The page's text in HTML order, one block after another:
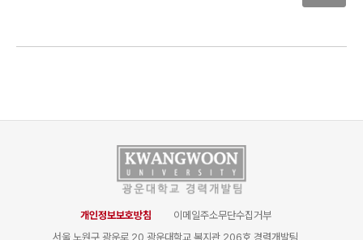
개인정보보호방침
이메일주소무단수집거부
서울 노원구 광운로 20 광운대학교 복지관 206호 경력개발팀